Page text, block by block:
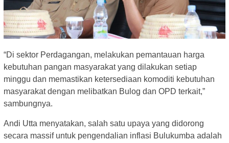
“Di sektor Perdagangan, melakukan pemantauan harga
kebutuhan pangan masyarakat yang dilakukan setiap
minggu dan memastikan ketersediaan komoditi kebutuhan
masyarakat dengan melibatkan Bulog dan OPD terkait,”
sambungnya.
Andi Utta menyatakan, salah satu upaya yang didorong
secara massif untuk pengendalian inflasi Bulukumba adalah